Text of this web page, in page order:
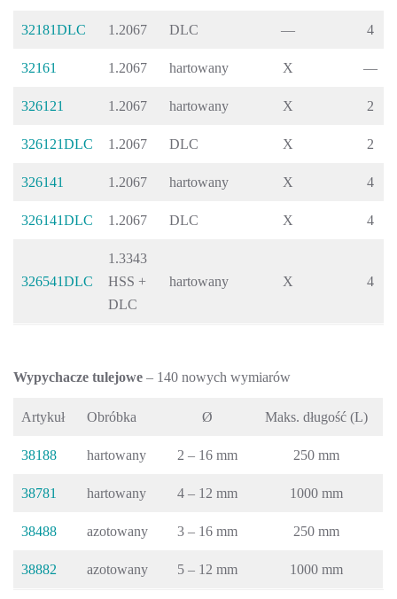
32181DLC 1.2067 DLC — 4
32161 1.2067 hartowany X —
326121 1.2067 hartowany X 2
326121DLC 1.2067 DLC X 2
326141 1.2067 hartowany X 4
326141DLC 1.2067 DLC X 4
326541DLC
1.3343
HSS +
DLC
hartowany X 4
Wypychacze tulejowe – 140 nowych wymiarów
Artykuł Obróbka Ø Maks. długość (L)
38188 hartowany 2 – 16 mm 250 mm
38781 hartowany 4 – 12 mm 1000 mm
38488 azotowany 3 – 16 mm 250 mm
38882 azotowany 5 – 12 mm 1000 mm